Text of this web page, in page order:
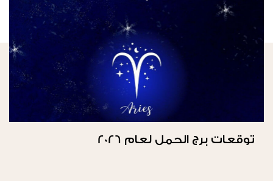
توقعات برج الحمل لعام 2026